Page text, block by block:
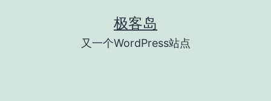
极客岛
又一个WordPress站点